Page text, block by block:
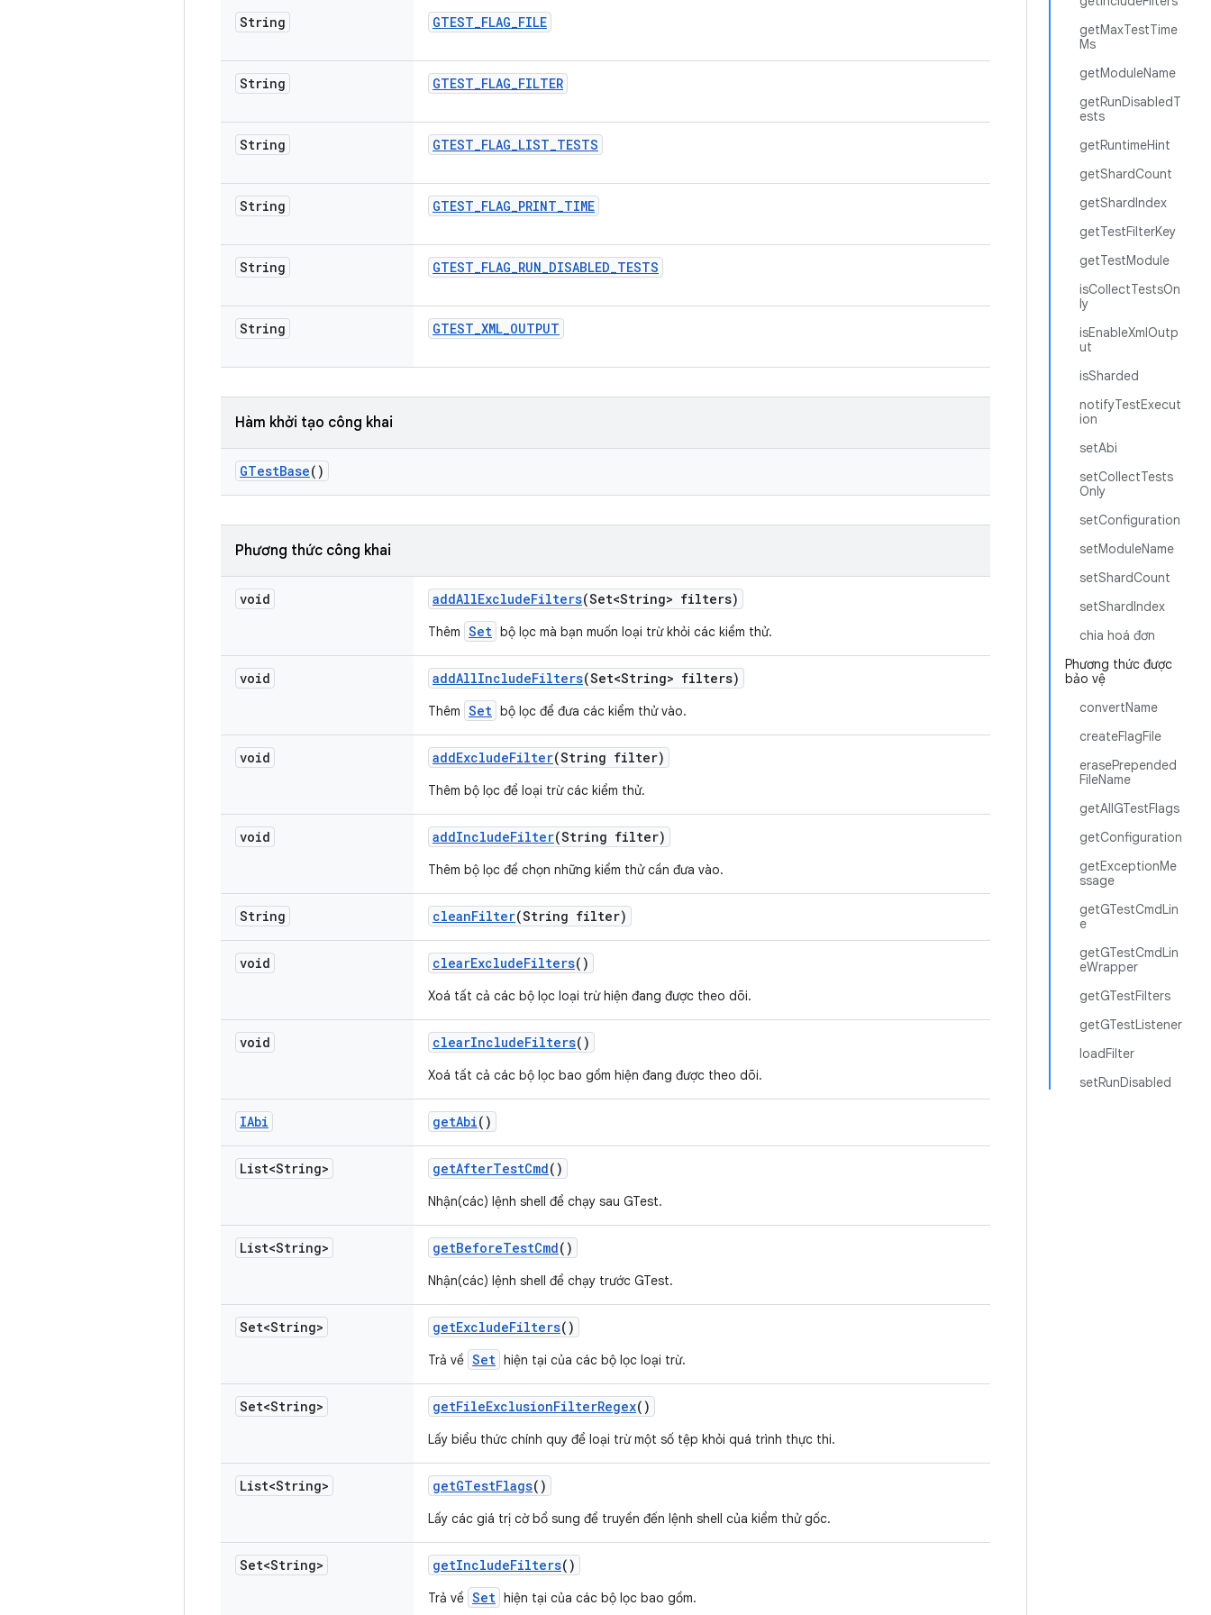
getMaxTestTime
Ms
getModuleName
getRunDisabledT
ests
getRuntimeHint
getShardCount
getShardIndex
getTestFilterKey
getTestModule
isCollectTestsOn
ly
isEnableXmlOutp
ut
isSharded
notifyTestExecut
ion
setAbi
setCollectTests
Only
setConfiguration
setModuleName
setShardCount
setShardIndex
chia hoá đơn
Phương thức được
bảo vệ
convertName
createFlagFile
erasePrepended
FileName
getAllGTestFlags
getConfiguration
getExceptionMe
ssage
getGTestCmdLin
e
getGTestCmdLin
eWrapper
getGTestFilters
getGTestListener
loadFilter
setRunDisabled
String GTEST_FLAG_FILE
String GTEST_FLAG_FILTER
String GTEST_FLAG_LIST_TESTS
String GTEST_FLAG_PRINT_TIME
String GTEST_FLAG_RUN_DISABLED_TESTS
String GTEST_XML_OUTPUT
Hàm khởi tạo công khai
GTestBase()
Phương thức công khai
void addAllExcludeFilters(Set<String> filters)
Thêm Set bộ lọc mà bạn muốn loại trừ khỏi các kiểm thử.
void addAllIncludeFilters(Set<String> filters)
Thêm Set bộ lọc để đưa các kiểm thử vào.
void addExcludeFilter(String filter)
Thêm bộ lọc để loại trừ các kiểm thử.
void addIncludeFilter(String filter)
Thêm bộ lọc để chọn những kiểm thử cần đưa vào.
String cleanFilter(String filter)
void clearExcludeFilters()
Xoá tất cả các bộ lọc loại trừ hiện đang được theo dõi.
void clearIncludeFilters()
Xoá tất cả các bộ lọc bao gồm hiện đang được theo dõi.
IAbi getAbi()
List<String> getAfterTestCmd()
Nhận(các) lệnh shell để chạy sau GTest.
List<String> getBeforeTestCmd()
Nhận(các) lệnh shell để chạy trước GTest.
Set<String> getExcludeFilters()
Trả về Set hiện tại của các bộ lọc loại trừ.
Set<String> getFileExclusionFilterRegex()
Lấy biểu thức chính quy để loại trừ một số tệp khỏi quá trình thực thi.
List<String> getGTestFlags()
Lấy các giá trị cờ bổ sung để truyền đến lệnh shell của kiểm thử gốc.
Set<String> getIncludeFilters()
Trả về Set hiện tại của các bộ lọc bao gồm.